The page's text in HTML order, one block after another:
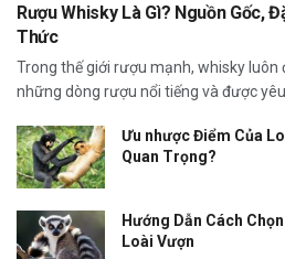
Rượu Whisky Là Gì? Nguồn Gốc,
Thức
Trong thế giới rượu mạnh, whisky
những dòng rượu nổi tiếng và được
Ưu nhược Điểm Của
Quan Trọng?
Hướng Dẫn Cách
Loài Vượn